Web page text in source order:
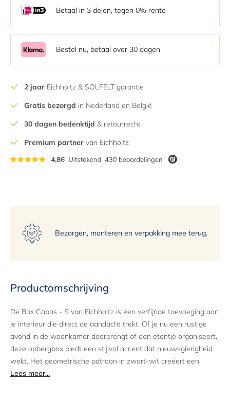
3
5
7
10
11
14
Betaal in 3 delen, tegen 0% rente
Bestel nu, betaal over 30 dagen
2 jaar Eichholtz & SOLFELT garantie
Gratis bezorgd in Nederland en België
30 dagen bedenktijd & retourrecht
Premium partner van Eichholtz
Bezorgen, monteren en verpakking mee terug.
Productomschrijving
De Box Cabas - S van Eichholtz is een verfijnde toevoeging aan
je interieur die direct de aandacht trekt. Of je nu een rustige
avond in de woonkamer doorbrengt of een etentje organiseert,
deze opbergbox biedt een stijlvol accent dat nieuwsgierigheid
wekt. Het geometrische patroon in zwart-wit creëert een
optische illusie die elke ruimte een speelse twist geeft.
Lees meer...